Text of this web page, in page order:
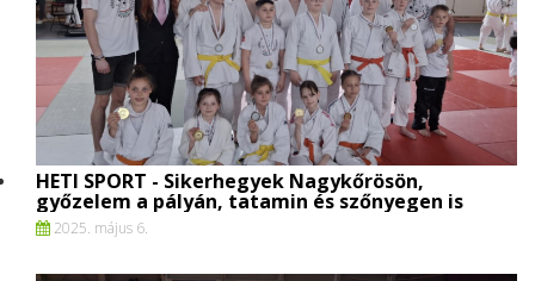
HETI SPORT - Sikerhegyek Nagykőrösön,
győzelem a pályán, tatamin és szőnyegen is
2025. május 6.